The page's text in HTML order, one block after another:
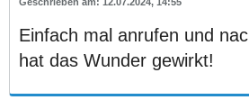
Einfach mal anrufen und
hat das Wunder gewirkt!